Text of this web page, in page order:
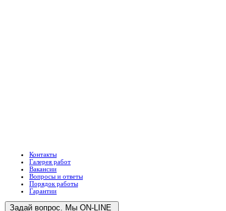
Контакты
Галерея работ
Вакансии
Вопросы и ответы
Порядок работы
Гарантии